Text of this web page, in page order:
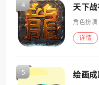
天下
角色扮演
详情
绘画